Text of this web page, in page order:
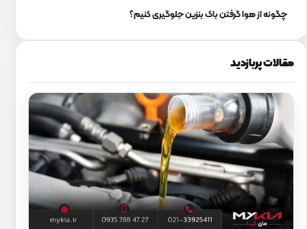
چگونه از هوا گرفتن باک بنزین جلوگیری کنیم؟
مقالات پربازدید